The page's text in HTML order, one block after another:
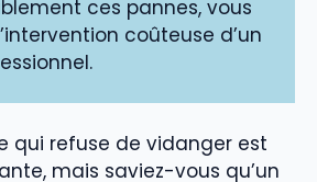
ces pannes, vous
coûteuse d’un
qui refuse de vidanger est
mais saviez-vous qu’un